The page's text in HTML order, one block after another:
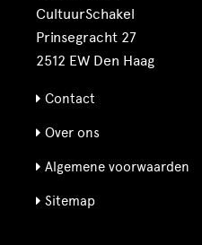
CultuurSchakel
Prinsegracht 27
2512 EW Den Haag
Contact
Over ons
Algemene voorwaarden
Sitemap